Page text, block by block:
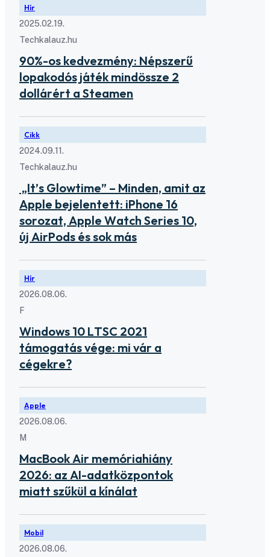
Hír
2025.02.19.
Techkalauz.hu
90%-os kedvezmény: Népszerű
lopakodós játék mindössze 2
dollárért a Steamen
Cikk
2024.09.11.
Techkalauz.hu
„It’s Glowtime” – Minden, amit az
Apple bejelentett: iPhone 16
sorozat, Apple Watch Series 10,
új AirPods és sok más
Hír
2026.08.06.
F
Windows 10 LTSC 2021
támogatás vége: mi vár a
cégekre?
Apple
2026.08.06.
M
MacBook Air memóriahiány
2026: az AI-adatközpontok
miatt szűkül a kínálat
Mobil
2026.08.06.